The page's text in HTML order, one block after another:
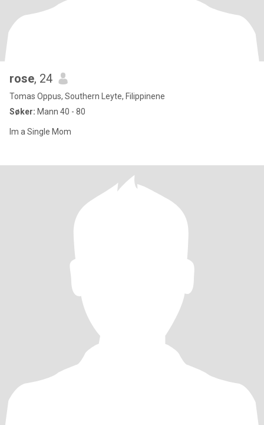
rose, 24
Tomas Oppus, Southern Leyte, Filippinene
Søker: Mann 40 - 80
Im a Single Mom